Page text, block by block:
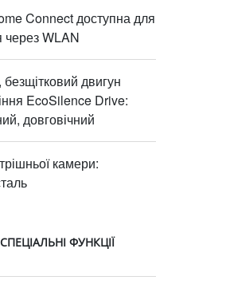
Connect доступна для
через WLAN
безщітковий двигун
EcoSilence Drive:
довговічний
камери:
ФУНКЦІЇ